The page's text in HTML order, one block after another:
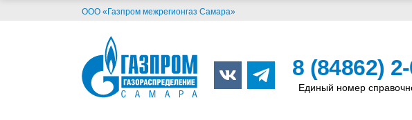
ООО «Газпром межрегионгаз Самара»
8 (84862)
Единый номер